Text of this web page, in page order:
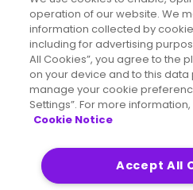
Juristische
Rechtliche
2026 ©
Sitemap Erklärung zur
operation of our website. We
information collected by
including for advertising
All Cookies”, you agree to the
on your device and to this data
manage your cookie
Settings”. For more
Cookie Notice
Accept All